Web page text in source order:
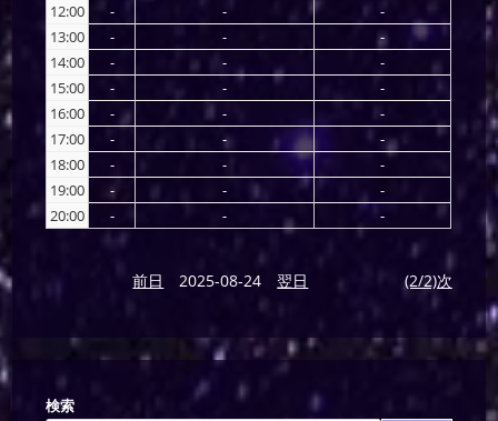
12:00
- -
-
13:00
- -
-
14:00
- -
-
15:00
- -
-
16:00
- -
-
17:00
- -
-
18:00
- -
-
19:00
- -
-
20:00
- - -
前日 2025-08-24 翌日 (2/2)次
検索